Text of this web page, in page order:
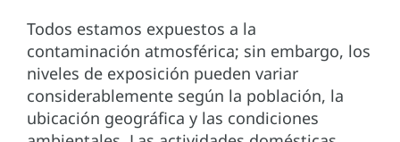
Todos estamos expuestos a la
contaminación atmosférica; sin embargo, los
niveles de exposición pueden variar
considerablemente según la población, la
ubicación geográfica y las condiciones